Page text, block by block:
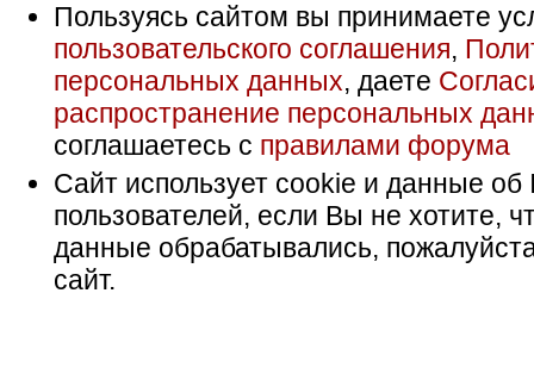
Пользуясь сайтом вы принимаете
пользовательского соглашения,
персональных данных, даете
распространение персональных
соглашаетесь с правилами форума
Сайт использует cookie и данные об
пользователей, если Вы не хотите,
данные обрабатывались,
сайт.